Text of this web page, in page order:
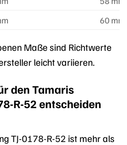
60 mm
Maße sind Richtwerte
leicht variieren.
den Tamaris
R-52 entscheiden
TJ-0178-R-52 ist mehr als